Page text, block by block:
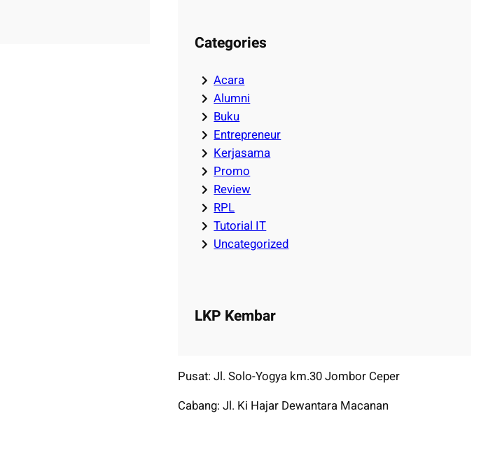
Categories
Acara
Alumni
Buku
Entrepreneur
Kerjasama
Promo
Review
RPL
Tutorial IT
Uncategorized
LKP Kembar
Pusat: Jl. Solo-Yogya km.30 Jombor Ceper
Cabang: Jl. Ki Hajar Dewantara Macanan